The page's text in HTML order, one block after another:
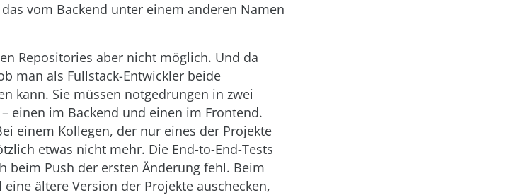
vom Backend unter einem anderen Namen
Repositories aber nicht möglich. Und da
man als Fullstack-Entwickler beide
kann. Sie müssen notgedrungen in zwei
einen im Backend und einen im Frontend.
einem Kollegen, der nur eines der Projekte
etwas nicht mehr. Die End-to-End-Tests
beim Push der ersten Änderung fehl. Beim
ältere Version der Projekte auschecken,